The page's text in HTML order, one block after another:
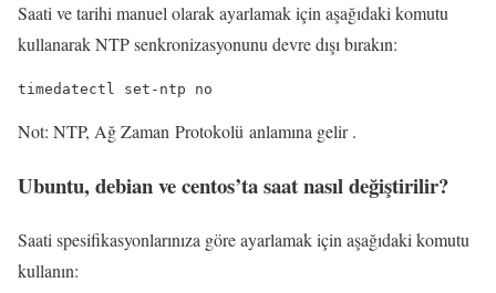
Saati ve tarihi manuel olarak ayarlamak için aşağıdaki komutu
kullanarak NTP senkronizasyonunu devre dışı bırakın:
timedatectl set-ntp no
Not: NTP, Ağ Zaman Protokolü anlamına gelir .
Ubuntu, debian ve centos’ta saat nasıl değiştirilir?
Saati spesifikasyonlarınıza göre ayarlamak için aşağıdaki komutu
kullanın: